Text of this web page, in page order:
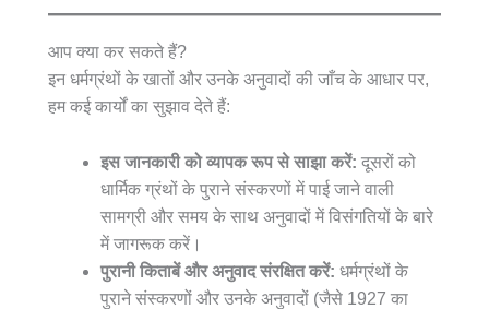
आप क्या कर सकते हैं?
इन धर्मग्रंथों के खातों और उनके अनुवादों की जाँच के आधार पर,
हम कई कार्यों का सुझाव देते हैं:
इस जानकारी को व्यापक रूप से साझा करें: दूसरों को
धार्मिक ग्रंथों के पुराने संस्करणों में पाई जाने वाली
सामग्री और समय के साथ अनुवादों में विसंगतियों के बारे
में जागरूक करें।
पुरानी किताबें और अनुवाद संरक्षित करें: धर्मग्रंथों के
पुराने संस्करणों और उनके अनुवादों (जैसे 1927 का